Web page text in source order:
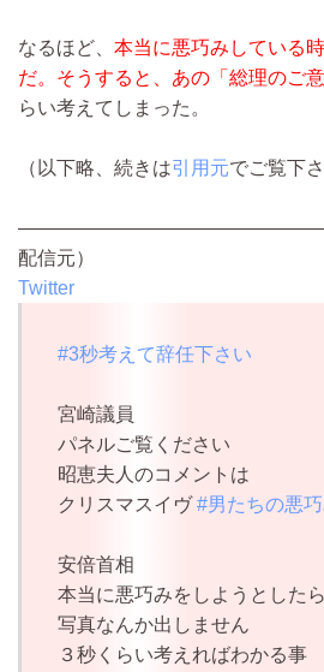
なるほど、 本当に悪巧みしている
だ。そうすると、あの「総理のご
らい考えてしまった。
（以下略、続きは引用元でご覧下さ
配信元）
Twitter
#3秒考えて辞任下さい
宮崎議員
パネルご覧ください
昭恵夫人のコメントは
クリスマスイヴ#男たちの悪
安倍首相
本当に悪巧みをしようとしたら
写真なんか出しません
３秒くらい考えればわかる事